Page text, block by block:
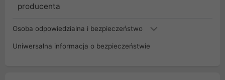
producenta
Osoba odpowiedzialna i bezpieczeństwo
Uniwersalna informacja o bezpieczeństwie